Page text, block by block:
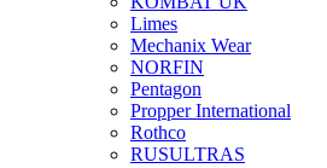
Limes
Mechanix Wear
NORFIN
Pentagon
Propper International
Rothco
RUSULTRAS